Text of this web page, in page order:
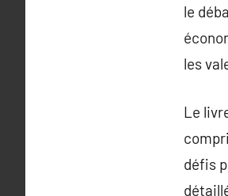
le
les
Le
défis